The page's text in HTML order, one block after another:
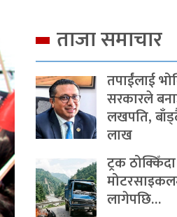
ताजा समाचार
तपाईंलाई
सरकारले
लखपति,
लाख
ट्रक ठोक्किँदा
लागेपछि…